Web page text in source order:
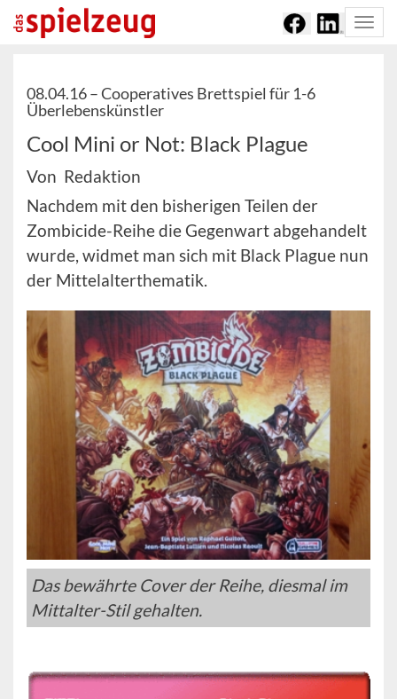
08.04.16 –Cooperatives Brettspiel für 1-6
Überlebenskünstler
Cool Mini or Not: Black Plague
Von Redaktion
Nachdem mit den bisherigen Teilen der
Zombicide-Reihe die Gegenwart abgehandelt
wurde, widmet man sich mit Black Plague nun
der Mittelalterthematik.
Das bewährte Cover der Reihe, diesmal im
Mittalter-Stil gehalten.